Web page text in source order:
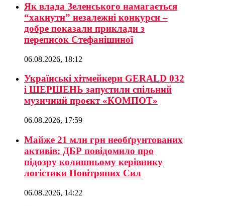
Як влада Зеленського намагається
“хакнути” незалежні конкурси –
добре показали приклади з
переписок Стефанішиної
06.08.2026, 18:12
Українські хітмейкери GERALD 032
і ШЕРШЕНЬ запустили спільний
музичний проєкт «КОМПОТ»
06.08.2026, 17:59
Майже 21 млн грн необґрунтованих
активів: ДБР повідомило про
підозру колишньому керівнику
логістики Повітряних Сил
06.08.2026, 14:22